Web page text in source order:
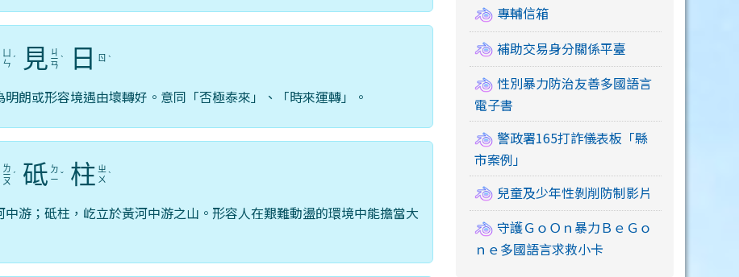
ㄣ ˊ 見 ㄐ
ㄧ
ㄢ
ˋ 日 ㄖ ˋ
明朗或形容境遇由壞轉好。意同「否極泰來」、「時來運轉」。
ㄌ
ㄧ
ㄡ
ˊ 砥 ㄉ
ㄧ ˇ 柱 ㄓ
ㄨ ˋ
中游；砥柱，屹立於黃河中游之山。形容人在艱難動盪的環境中能擔當大
專輔信箱
補助交易身分關係平臺
性別暴力防治友善多國語言
電子書
警政署165打詐儀表板「縣
市案例」
兒童及少年性剝削防制影片
守護ＧｏＯｎ暴力ＢｅＧｏ
ｎｅ多國語言求救小卡